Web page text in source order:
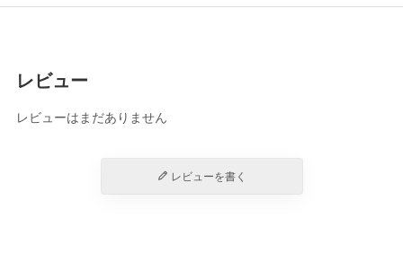
レビュー
レビューはまだありません
レビューを書く